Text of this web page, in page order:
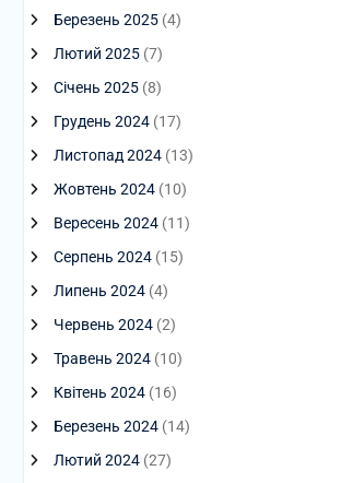
Березень 2025(4)
Лютий 2025(7)
Січень 2025(8)
Грудень 2024(17)
Листопад 2024(13)
Жовтень 2024(10)
Вересень 2024(11)
Серпень 2024(15)
Липень 2024(4)
Червень 2024(2)
Травень 2024(10)
Квітень 2024(16)
Березень 2024(14)
Лютий 2024(27)